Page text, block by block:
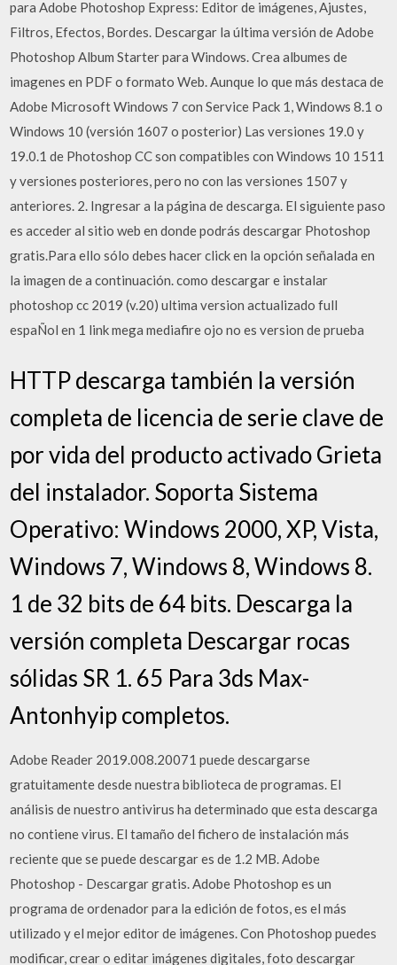
para Adobe Photoshop Express: Editor de imágenes, Ajustes,
Filtros, Efectos, Bordes. Descargar la última versión de Adobe
Photoshop Album Starter para Windows. Crea albumes de
imagenes en PDF o formato Web. Aunque lo que más destaca de
Adobe Microsoft Windows 7 con Service Pack 1, Windows 8.1 o
Windows 10 (versión 1607 o posterior) Las versiones 19.0 y
19.0.1 de Photoshop CC son compatibles con Windows 10 1511
y versiones posteriores, pero no con las versiones 1507 y
anteriores. 2. Ingresar a la página de descarga. El siguiente paso
es acceder al sitio web en donde podrás descargar Photoshop
gratis.Para ello sólo debes hacer click en la opción señalada en
la imagen de a continuación. como descargar e instalar
photoshop cc 2019 (v.20) ultima version actualizado full
espaÑol en 1 link mega mediafire ojo no es version de prueba
HTTP descarga también la versión
completa de licencia de serie clave de
por vida del producto activado Grieta
del instalador. Soporta Sistema
Operativo: Windows 2000, XP, Vista,
Windows 7, Windows 8, Windows 8.
1 de 32 bits de 64 bits. Descarga la
versión completa Descargar rocas
sólidas SR 1. 65 Para 3ds Max-
Antonhyip completos.
Adobe Reader 2019.008.20071 puede descargarse
gratuitamente desde nuestra biblioteca de programas. El
análisis de nuestro antivirus ha determinado que esta descarga
no contiene virus. El tamaño del fichero de instalación más
reciente que se puede descargar es de 1.2 MB. Adobe
Photoshop - Descargar gratis. Adobe Photoshop es un
programa de ordenador para la edición de fotos, es el más
utilizado y el mejor editor de imágenes. Con Photoshop puedes
modificar, crear o editar imágenes digitales, foto descargar